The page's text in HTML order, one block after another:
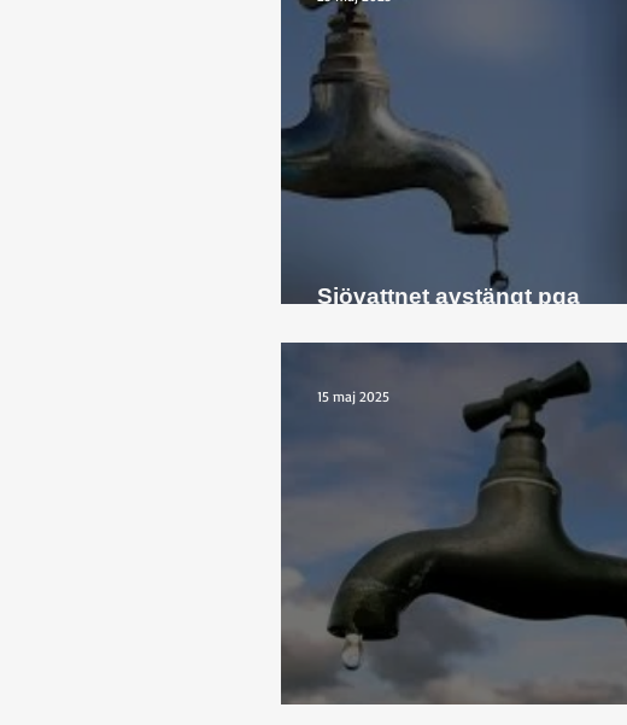
Sjövattnet avstängt pga
15 maj 2025